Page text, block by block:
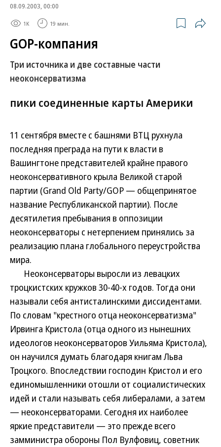
08.09.2003, 00:00
1K 19 мин.
GOP-компания
Три источника и две составные части
неоконсерватизма
пики соединенные карты Америки
11 сентября вместе с башнями ВТЦ рухнула
последняя преграда на пути к власти в
Вашингтоне представителей крайне правого
неоконсервативного крыла Великой старой
партии (Grand Old Party/GOP — общепринятое
название Республиканской партии). После
десятилетия пребывания в оппозиции
неоконсерваторы с нетерпением принялись за
реализацию плана глобального переустройства
мира.
Неоконсерваторы выросли из левацких
троцкистских кружков 30-40-х годов. Тогда они
называли себя антисталинскими диссидентами.
По словам "крестного отца неоконсерватизма"
Ирвинга Кристола (отца одного из нынешних
идеологов неоконсерваторов Уильяма Кристола),
он научился думать благодаря книгам Льва
Троцкого. Впоследствии господин Кристол и его
единомышленники отошли от социалистических
идей и стали называть себя либералами, а затем
— неоконсерваторами. Сегодня их наиболее
яркие представители — это прежде всего
замминистра обороны Пол Вулфовиц, советник